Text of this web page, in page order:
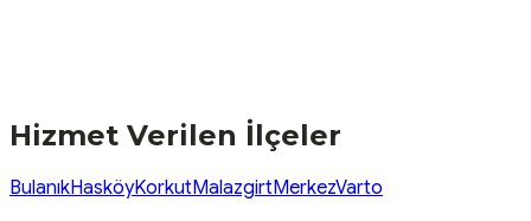
Hizmet Verilen İlçeler
BulanıkHasköyKorkutMalazgirtMerkezVarto